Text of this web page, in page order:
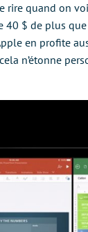
rire quand on
40 $ de plus
en profite
n’étonne